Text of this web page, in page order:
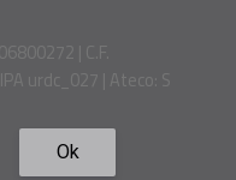
| C.F.
urdc_027 | Ateco: S
Ok